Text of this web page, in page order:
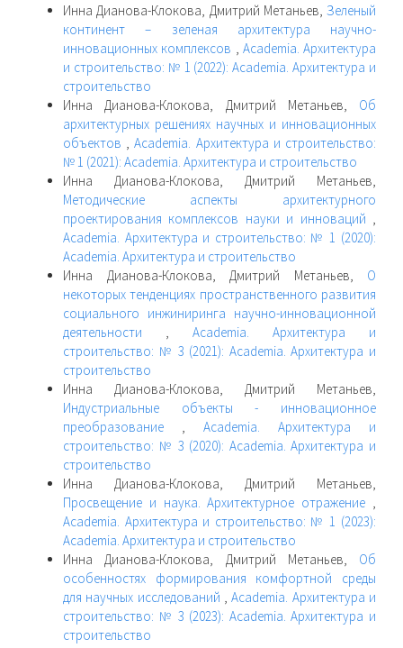
Инна Дианова-Клокова, Дмитрий Метаньев, Зеленый
континент – зеленая архитектура научно-
инновационных комплексов , Academia. Архитектура
и строительство: № 1 (2022): Academia. Архитектура и
строительство
Инна Дианова-Клокова, Дмитрий Метаньев, Об
архитектурных решениях научных и инновационных
объектов ,Academia. Архитектура и строительство:
№ 1 (2021): Academia. Архитектура и строительство
Инна Дианова-Клокова, Дмитрий Метаньев,
Методические аспекты архитектурного
проектирования комплексов науки и инноваций ,
Academia. Архитектура и строительство: № 1 (2020):
Academia. Архитектура и строительство
Инна Дианова-Клокова, Дмитрий Метаньев, О
некоторых тенденциях пространственного развития
социального инжиниринга научно-инновационной
деятельности , Academia. Архитектура и
строительство: № 3 (2021): Academia. Архитектура и
строительство
Инна Дианова-Клокова, Дмитрий Метаньев,
Индустриальные объекты - инновационное
преобразование , Academia. Архитектура и
строительство: № 3 (2020): Academia. Архитектура и
строительство
Инна Дианова-Клокова, Дмитрий Метаньев,
Просвещение и наука. Архитектурное отражение ,
Academia. Архитектура и строительство: № 1 (2023):
Academia. Архитектура и строительство
Инна Дианова-Клокова, Дмитрий Метаньев, Об
особенностях формирования комфортной среды
для научных исследований ,Academia. Архитектура и
строительство: № 3 (2023): Academia. Архитектура и
строительство